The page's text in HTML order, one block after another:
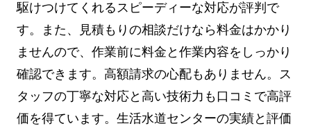
駆けつけてくれるスピーディーな対応が評判で
す。また、見積もりの相談だけなら料金はかかり
ませんので、作業前に料金と作業内容をしっかり
確認できます。高額請求の心配もありません。ス
タッフの丁寧な対応と高い技術力も口コミで高評
価を得ています。生活水道センターの実績と評価